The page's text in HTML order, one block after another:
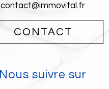
contact@immovital.fr
CONTACT
Nous suivre sur